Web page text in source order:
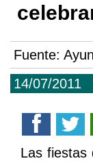
14/07/2011
Fuente:
Las fiestas